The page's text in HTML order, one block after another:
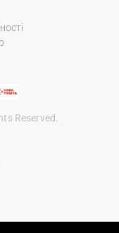
Reserved.